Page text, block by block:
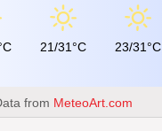
21/31°C 23/31°C
from MeteoArt.com